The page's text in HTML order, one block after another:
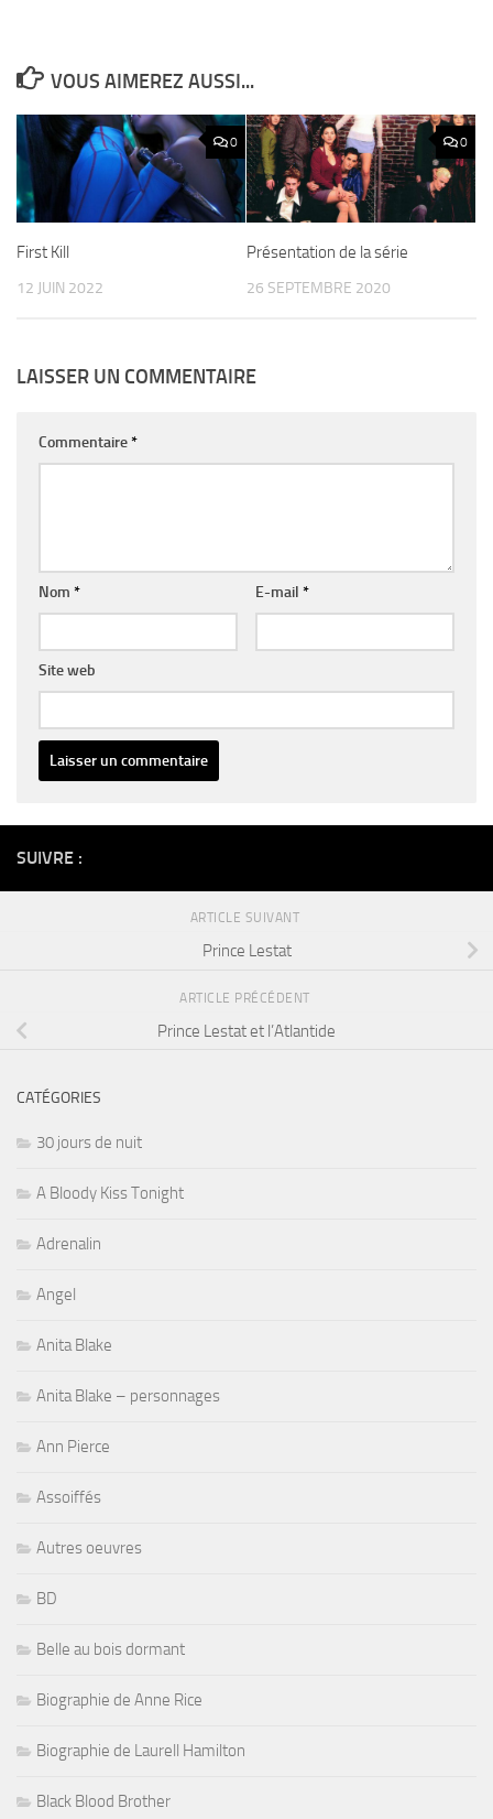
VOUS AIMEREZ AUSSI...
0
First Kill
12 JUIN 2022
0
Présentation de la série
26 SEPTEMBRE 2020
LAISSER UN COMMENTAIRE
Commentaire*
Nom * E-mail *
Site web
SUIVRE :
ARTICLE SUIVANT
Prince Lestat
ARTICLE PRÉCÉDENT
Prince Lestat et l’Atlantide
CATÉGORIES
30 jours de nuit
A Bloody Kiss Tonight
Adrenalin
Angel
Anita Blake
Anita Blake – personnages
Ann Pierce
Assoiffés
Autres oeuvres
BD
Belle au bois dormant
Biographie de Anne Rice
Biographie de Laurell Hamilton
Black Blood Brother